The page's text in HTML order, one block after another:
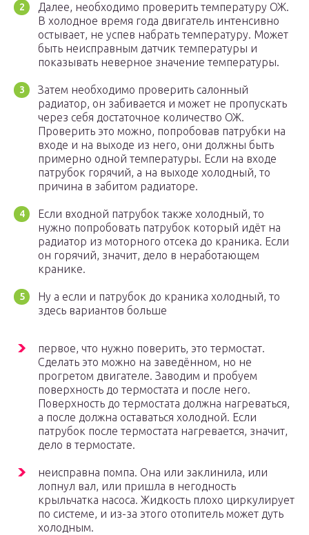
Далее, необходимо проверить температуру ОЖ.
В холодное время года двигатель интенсивно
остывает, не успев набрать температуру. Может
быть неисправным датчик температуры и
показывать неверное значение температуры.
Затем необходимо проверить салонный
радиатор, он забивается и может не пропускать
через себя достаточное количество ОЖ.
Проверить это можно, попробовав патрубки на
входе и на выходе из него, они должны быть
примерно одной температуры. Если на входе
патрубок горячий, а на выходе холодный, то
причина в забитом радиаторе.
Если входной патрубок также холодный, то
нужно попробовать патрубок который идёт на
радиатор из моторного отсека до краника. Если
он горячий, значит, дело в неработающем
кранике.
Ну а если и патрубок до краника холодный, то
здесь вариантов больше
первое, что нужно поверить, это термостат.
Сделать это можно на заведённом, но не
прогретом двигателе. Заводим и пробуем
поверхность до термостата и после него.
Поверхность до термостата должна нагреваться,
а после должна оставаться холодной. Если
патрубок после термостата нагревается, значит,
дело в термостате.
неисправна помпа. Она или заклинила, или
лопнул вал, или пришла в негодность
крыльчатка насоса. Жидкость плохо циркулирует
по системе, и из-за этого отопитель может дуть
холодным.